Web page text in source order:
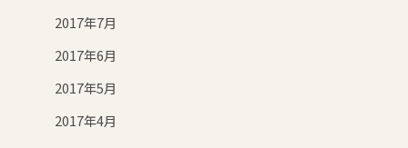
2017年7月
2017年6月
2017年5月
2017年4月